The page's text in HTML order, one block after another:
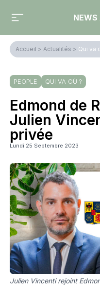
NEWS
Accueil > Actualités > Qui va
PEOPLE QUI VA OÙ ?
Edmond de
Julien
privée
Lundi 25 Septembre 2023
Julien Vincenti rejoint